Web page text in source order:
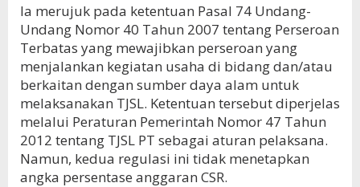
Ia merujuk pada ketentuan Pasal 74 Undang-
Undang Nomor 40 Tahun 2007 tentang Perseroan
Terbatas yang mewajibkan perseroan yang
menjalankan kegiatan usaha di bidang dan/atau
berkaitan dengan sumber daya alam untuk
melaksanakan TJSL. Ketentuan tersebut diperjelas
melalui Peraturan Pemerintah Nomor 47 Tahun
2012 tentang TJSL PT sebagai aturan pelaksana.
Namun, kedua regulasi ini tidak menetapkan
angka persentase anggaran CSR.